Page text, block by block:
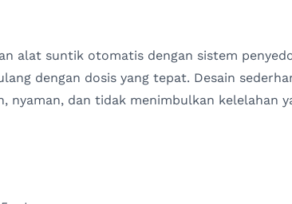
alat suntik otomatis dengan sistem
dengan dosis yang tepat. Desain
nyaman, dan tidak menimbulkan kelelahan